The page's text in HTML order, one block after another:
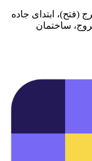
۱۲ جاده قدیم کرج (فتح)، ابتدای جاده
ساختمان